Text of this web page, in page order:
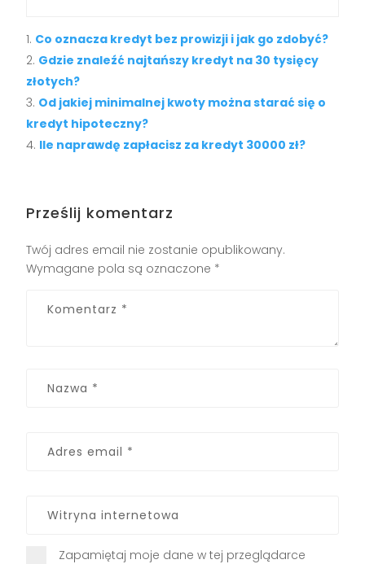
Co oznacza kredyt bez prowizji i jak go zdobyć?
Gdzie znaleźć najtańszy kredyt na 30 tysięcy
złotych?
Od jakiej minimalnej kwoty można starać się o
kredyt hipoteczny?
Ile naprawdę zapłacisz za kredyt 30000 zł?
Prześlij komentarz
Twój adres email nie zostanie opublikowany.
Wymagane pola są oznaczone *
Zapamiętaj moje dane w tej przeglądarce